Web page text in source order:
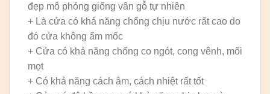
đẹp mô phỏng giống vân gỗ tự nhiên
+ Là cửa có khả năng chống chịu nước rất cao do
đó cửa không ẩm mốc
+ Cửa có khả năng chống co ngót, cong vênh, mối
mọt
+ Có khả năng cách âm, cách nhiệt rất tốt